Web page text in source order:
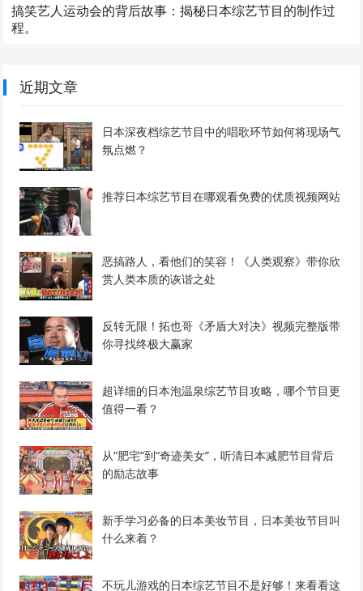
搞笑艺人运动会的背后故事：揭秘日本综艺节目的制作过
程。
近期文章
日本深夜档综艺节目中的唱歌环节如何将现场气
氛点燃？
推荐日本综艺节目在哪观看免费的优质视频网站
恶搞路人，看他们的笑容！《人类观察》带你欣
赏人类本质的诙谐之处
反转无限！拓也哥《矛盾大对决》视频完整版带
你寻找终极大赢家
超详细的日本泡温泉综艺节目攻略，哪个节目更
值得一看？
从“肥宅”到“奇迹美女”，听清日本减肥节目背后
的励志故事
新手学习必备的日本美妆节目，日本美妆节目叫
什么来着？
不玩儿游戏的日本综艺节目不是好够！来看看这